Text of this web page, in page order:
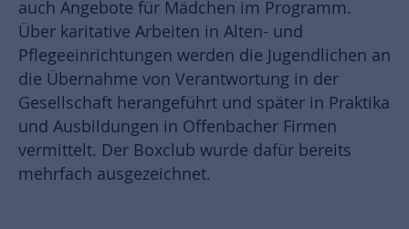
auch Angebote für Mädchen im Programm.
Über karitative Arbeiten in Alten- und
Pflegeeinrichtungen werden die Jugendlichen an
die Übernahme von Verantwortung in der
Gesellschaft herangeführt und später in Praktika
und Ausbildungen in Offenbacher Firmen
vermittelt. Der Boxclub wurde dafür bereits
mehrfach ausgezeichnet.